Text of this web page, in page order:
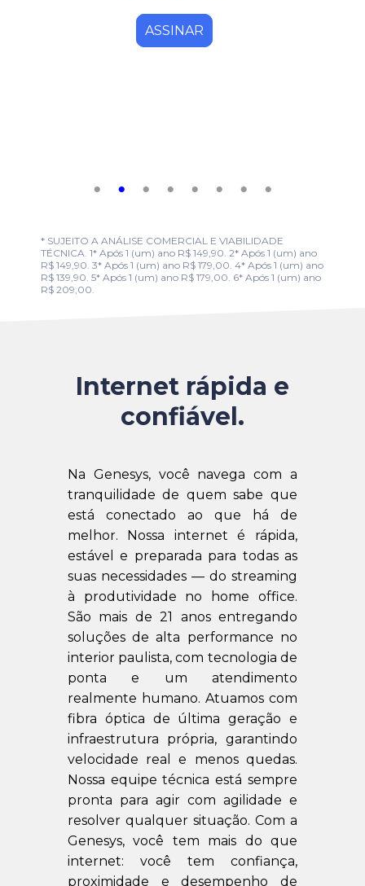
ASSINAR
* SUJEITO A ANÁLISE COMERCIAL E VIABILIDADE
TÉCNICA. 1* Após 1 (um) ano R$ 149,90. 2* Após 1 (um) ano
R$ 149,90. 3* Após 1 (um) ano R$ 179,00. 4* Após 1 (um) ano
R$ 139,90. 5* Após 1 (um) ano R$ 179,00. 6* Após 1 (um) ano
R$ 209,00.
Internet rápida e
confiável.
Na Genesys, você navega com a
tranquilidade de quem sabe que
está conectado ao que há de
melhor. Nossa internet é rápida,
estável e preparada para todas as
suas necessidades — do streaming
à produtividade no home office.
São mais de 21 anos entregando
soluções de alta performance no
interior paulista, com tecnologia de
ponta e um atendimento
realmente humano. Atuamos com
fibra óptica de última geração e
infraestrutura própria, garantindo
velocidade real e menos quedas.
Nossa equipe técnica está sempre
pronta para agir com agilidade e
resolver qualquer situação. Com a
Genesys, você tem mais do que
internet: você tem confiança,
proximidade e desempenho de